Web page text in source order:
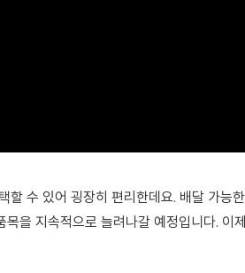
수 있어 굉장히 편리한데요. 배달 가능
을 지속적으로 늘려나갈 예정입니다. 이